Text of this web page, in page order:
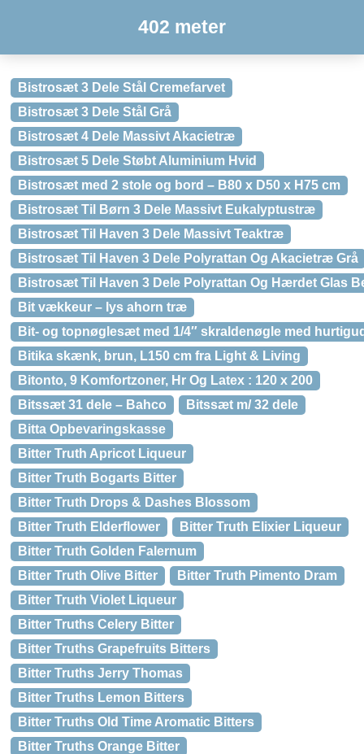
402 meter
Bistrosæt 3 Dele Stål Cremefarvet
Bistrosæt 3 Dele Stål Grå
Bistrosæt 4 Dele Massivt Akacietræ
Bistrosæt 5 Dele Støbt Aluminium Hvid
Bistrosæt med 2 stole og bord – B80 x D50 x H75 cm
Bistrosæt Til Børn 3 Dele Massivt Eukalyptustræ
Bistrosæt Til Haven 3 Dele Massivt Teaktræ
Bistrosæt Til Haven 3 Dele Polyrattan Og Akacietræ Grå
Bistrosæt Til Haven 3 Dele Polyrattan Og Hærdet Glas
Bit vækkeur – lys ahorn træ
Bit- og topnøglesæt med 1/4″ skraldenøgle med
Bitika skænk, brun, L150 cm fra Light & Living
Bitonto, 9 Komfortzoner, Hr Og Latex : 120 x 200
Bitssæt 31 dele – Bahco
Bitssæt m/ 32 dele
Bitta Opbevaringskasse
Bitter Truth Apricot Liqueur
Bitter Truth Bogarts Bitter
Bitter Truth Drops & Dashes Blossom
Bitter Truth Elderflower
Bitter Truth Elixier Liqueur
Bitter Truth Golden Falernum
Bitter Truth Olive Bitter
Bitter Truth Pimento Dram
Bitter Truth Violet Liqueur
Bitter Truths Celery Bitter
Bitter Truths Grapefruits Bitters
Bitter Truths Jerry Thomas
Bitter Truths Lemon Bitters
Bitter Truths Old Time Aromatic Bitters
Bitter Truths Orange Bitter